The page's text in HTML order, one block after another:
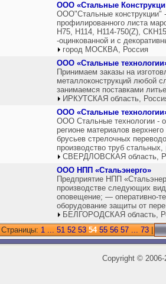
ООО «Стальные
ООО"Стальные конструкции"
профилированного листа
Н75, Н114, Н114-750(Z),
-оцинкованной и с
город МОСКВА, Россия
ООО «Стальные
Принимаем заказы на
металлоконструкций любой
занимаемся поставками
ИРКУТСКАЯ область,
ООО «Стальные
ООО Стальные технологии -
регионе материалов
брусьев стрелочных
производство труб
СВЕРДЛОВСКАЯ область,
ООО НПП «Стальэнерго»
Предприятие НПП
производстве следующих
оповещение; — оперативно-
оборудование защиты от
БЕЛГОРОДСКАЯ область,
Страницы: 1 ... 51 52 53 54 55 56 57 ... 73
Copyright ©